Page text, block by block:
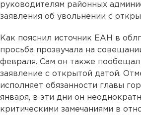
руководителям районных
заявления об увольнении с
Как пояснил источник ЕАН в
просьба прозвучала на
февраля. Сам он также пообещал
заявление с открытой датой.
исполняет обязанности главы
января, в эти дни он
критическими замечаниями в